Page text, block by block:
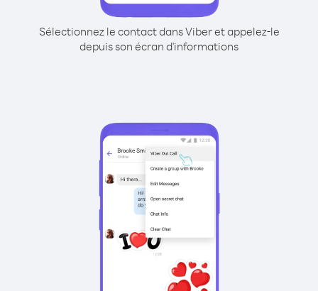
Sélectionnez le contact dans Viber et appelez-le
depuis son écran d'informations